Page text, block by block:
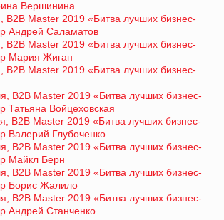
Вершинина
B2B Master 2019 «Битва лучших бизнес-
Андрей Саламатов
B2B Master 2019 «Битва лучших бизнес-
Мария Жиган
B2B Master 2019 «Битва лучших бизнес-
B2B Master 2019 «Битва лучших бизнес-
Татьяна Войцеховская
B2B Master 2019 «Битва лучших бизнес-
Валерий Глубоченко
B2B Master 2019 «Битва лучших бизнес-
Майкл Берн
B2B Master 2019 «Битва лучших бизнес-
Борис Жалило
B2B Master 2019 «Битва лучших бизнес-
Андрей Станченко